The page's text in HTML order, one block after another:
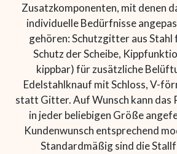
Zusatzkomponenten, mit denen
individuelle Bedürfnisse
gehören: Schutzgitter aus Stahl
Schutz der Scheibe,
kippbar) für zusätzliche
Edelstahlknauf mit Schloss, V-
statt Gitter. Auf Wunsch kann
in jeder beliebigen Größe
Kundenwunsch entsprechend
Standardmäßig sind die